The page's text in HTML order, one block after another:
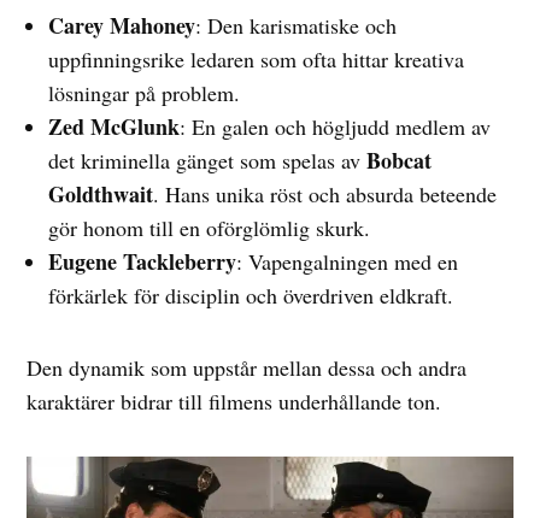
Carey Mahoney: Den karismatiske och
uppfinningsrike ledaren som ofta hittar kreativa
lösningar på problem.
Zed McGlunk: En galen och högljudd medlem av
det kriminella gänget som spelas avBobcat
Goldthwait. Hans unika röst och absurda beteende
gör honom till en oförglömlig skurk.
Eugene Tackleberry: Vapengalningen med en
förkärlek för disciplin och överdriven eldkraft.
Den dynamik som uppstår mellan dessa och andra
karaktärer bidrar till filmens underhållande ton.